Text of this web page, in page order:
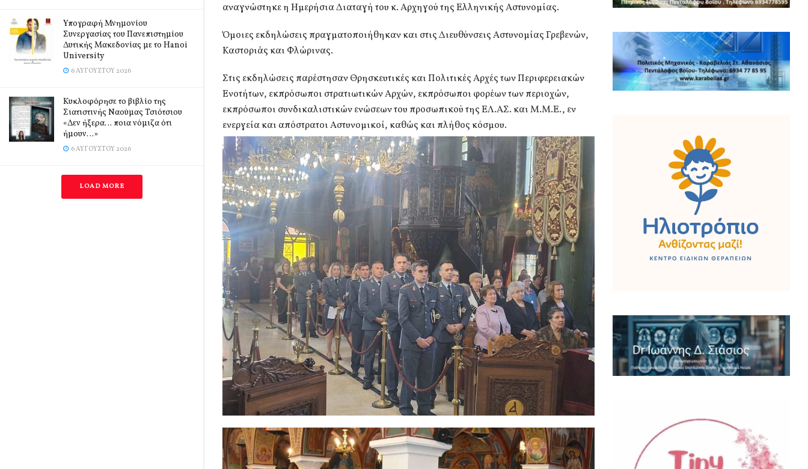
Υπογραφή Μνημονίου
Συνεργασίας του Πανεπιστημίου
Δυτικής Μακεδονίας με το Hanoi
University
6 ΑΥΓΟΎΣΤΟΥ 2026
Κυκλοφόρησε το βιβλίο της
Σιατιστινής Ναούμας Τσιότσιου
«Δεν ήξερα… ποια νόμιζα ότι
ήμουν…»
6 ΑΥΓΟΎΣΤΟΥ 2026
LOAD MORE
αναγνώστηκε η Ημερήσια Διαταγή του κ. Αρχηγού της Ελληνικής Αστυνομίας.
Όμοιες εκδηλώσεις πραγματοποιήθηκαν και στις Διευθύνσεις Αστυνομίας Γρεβενών,
Καστοριάς και Φλώρινας.
Στις εκδηλώσεις παρέστησαν Θρησκευτικές και Πολιτικές Αρχές των Περιφερειακών
Ενοτήτων, εκπρόσωποι στρατιωτικών Αρχών, εκπρόσωποι φορέων των περιοχών,
εκπρόσωποι συνδικαλιστικών ενώσεων του προσωπικού της ΕΛ.ΑΣ. και Μ.Μ.Ε., εν
ενεργεία και απόστρατοι Αστυνομικοί, καθώς και πλήθος κόσμου.